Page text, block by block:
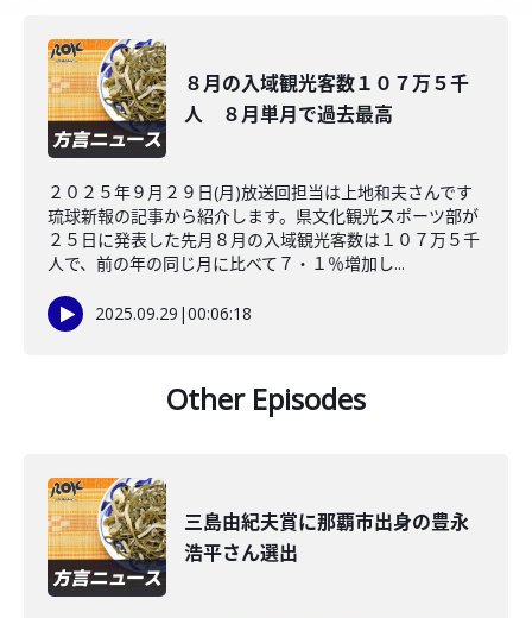
８月の入域観光客数１０７万５千
人 ８月単月で過去最高
２０２５年９月２９日(月)放送回担当は上地和夫さんです
琉球新報の記事から紹介します。県文化観光スポーツ部が
２５日に発表した先月８月の入域観光客数は１０７万５千
人で、前の年の同じ月に比べて７・１％増加し...
2025.09.29 |00:06:18
Other Episodes
三島由紀夫賞に那覇市出身の豊永
浩平さん選出